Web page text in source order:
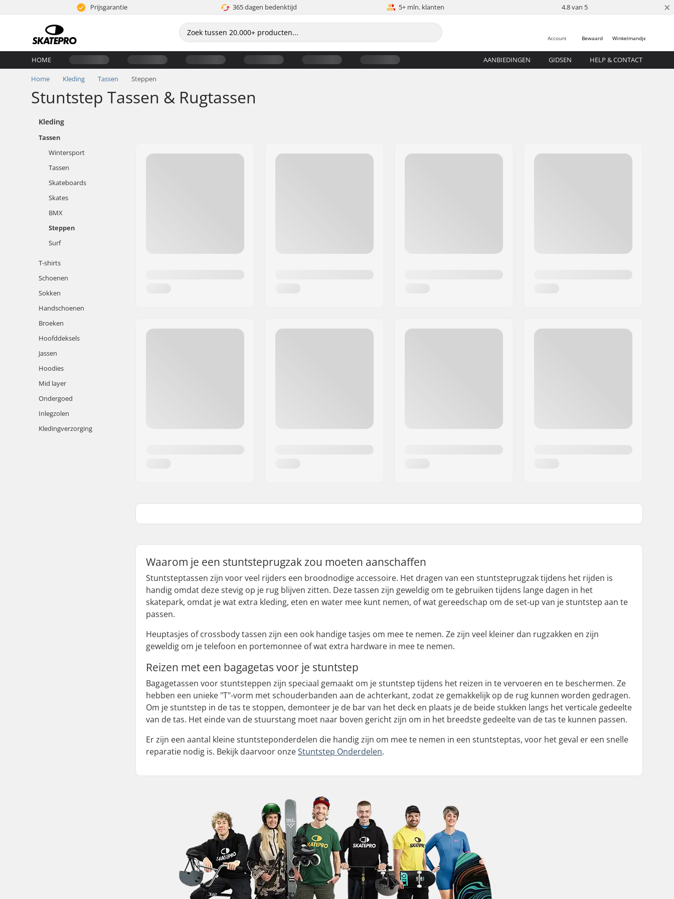
Prijsgarantie 365 dagen bedenktijd 5+ mln. klanten 4.8 van 5 ×
Winkelmandje
Bewaard
Account
HOME AANBIEDINGEN GIDSEN HELP & CONTACT
Home Kleding Tassen Steppen
Stuntstep Tassen & Rugtassen
Kleding
Tassen
Wintersport
Tassen
Skateboards
Skates
BMX
Steppen
Surf
T-shirts
Schoenen
Sokken
Handschoenen
Broeken
Hoofddeksels
Jassen
Hoodies
Mid layer
Ondergoed
Inlegzolen
Kledingverzorging
Waarom je een stuntsteprugzak zou moeten aanschaffen
Stuntsteptassen zijn voor veel rijders een broodnodige accessoire. Het dragen van een stuntsteprugzak tijdens het rijden is
handig omdat deze stevig op je rug blijven zitten. Deze tassen zijn geweldig om te gebruiken tijdens lange dagen in het
skatepark, omdat je wat extra kleding, eten en water mee kunt nemen, of wat gereedschap om de set-up van je stuntstep aan te
passen.
Heuptasjes of crossbody tassen zijn een ook handige tasjes om mee te nemen. Ze zijn veel kleiner dan rugzakken en zijn
geweldig om je telefoon en portemonnee of wat extra hardware in mee te nemen.
Reizen met een bagagetas voor je stuntstep
Bagagetassen voor stuntsteppen zijn speciaal gemaakt om je stuntstep tijdens het reizen in te vervoeren en te beschermen. Ze
hebben een unieke "T"-vorm met schouderbanden aan de achterkant, zodat ze gemakkelijk op de rug kunnen worden gedragen.
Om je stuntstep in de tas te stoppen, demonteer je de bar van het deck en plaats je de beide stukken langs het verticale gedeelte
van de tas. Het einde van de stuurstang moet naar boven gericht zijn om in het breedste gedeelte van de tas te kunnen passen.
Er zijn een aantal kleine stuntsteponderdelen die handig zijn om mee te nemen in een stuntsteptas, voor het geval er een snelle
reparatie nodig is. Bekijk daarvoor onzeStuntstep Onderdelen.